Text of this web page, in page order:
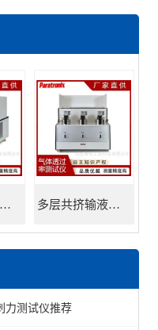
透气膜敷料水蒸透过率测试仪 多层共挤输液用膜氮气透过率测试仪
力测试仪推荐